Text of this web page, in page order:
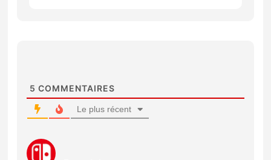
5 COMMENTAIRES
Le plus récent